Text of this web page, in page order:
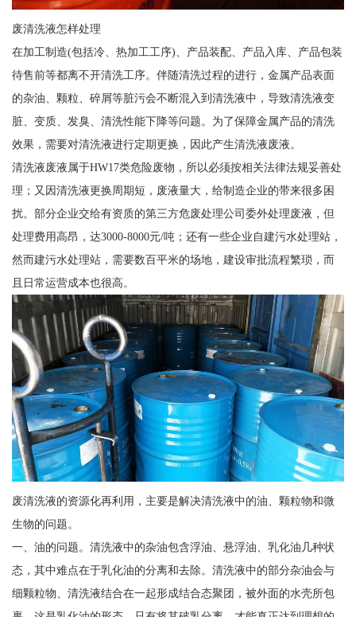
废清洗液怎样处理
在加工制造(包括冷、热加工工序)、产品装配、产品入库、产品包装
待售前等都离不开清洗工序。伴随清洗过程的进行，金属产品表面
的杂油、颗粒、碎屑等脏污会不断混入到清洗液中，导致清洗液变
脏、变质、发臭、清洗性能下降等问题。为了保障金属产品的清洗
效果，需要对清洗液进行定期更换，因此产生清洗液废液。
清洗液废液属于HW17类危险废物，所以必须按相关法律法规妥善处
理；又因清洗液更换周期短，废液量大，给制造企业的带来很多困
扰。部分企业交给有资质的第三方危废处理公司委外处理废液，但
处理费用高昂，达3000-8000元/吨；还有一些企业自建污水处理站，
然而建污水处理站，需要数百平米的场地，建设审批流程繁琐，而
且日常运营成本也很高。
废清洗液的资源化再利用，主要是解决清洗液中的油、颗粒物和微
生物的问题。
一、油的问题。清洗液中的杂油包含浮油、悬浮油、乳化油几种状
态，其中难点在于乳化油的分离和去除。清洗液中的部分杂油会与
细颗粒物、清洗液结合在一起形成结合态聚团，被外面的水壳所包